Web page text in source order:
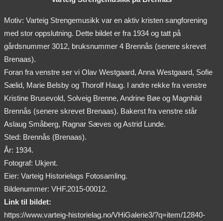
Motiv: Varteig Strengemusikk var en aktiv kristen sangforening
med stor oppslutning. Dette bildet er fra 1934 og tatt på
gårdsnummer 3012, bruksnummer 4 Brennås (senere skrevet
Brenaas).
Foran fra venstre ser vi Olav Westgaard, Anna Westgaard, Sofie
Sælid, Marie Belsby og Thorolf Haug. I andre rekke fra venstre
Kristine Brusevold, Solveig Brenne, Andrine Bøe og Magnhild
Brennås (senere skrevet Brenaas). Bakerst fra venstre står
Aslaug Småberg, Ragnar Sæves og Astrid Lunde.
Sted: Brennås (Brenaas).
År: 1934.
Fotograf: Ukjent.
Eier: Varteig Historielags Fotosamling.
Bildenummer: VHF.2015-00012.
Link til bildet:
https://www.varteig-historielag.no/VHiGalerie3/?q=item/12840-